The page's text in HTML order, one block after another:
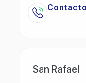
San Rafael